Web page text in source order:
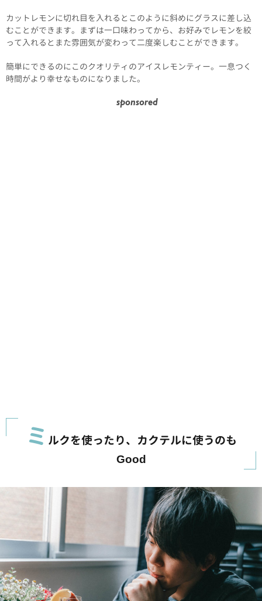
カットレモンに切れ目を入れるとこのように斜めにグラスに差し込
むことができます。まずは一口味わってから、お好みでレモンを絞
って入れるとまた雰囲気が変わって二度楽しむことができます。
簡単にできるのにこのクオリティのアイスレモンティー。一息つく
時間がより幸せなものになりました。
sponsored
ミ ルクを使ったり、カクテルに使うのも
Good